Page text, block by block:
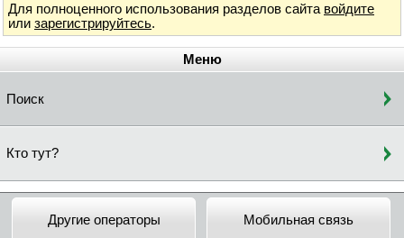
Для полноценного использования разделов сайта войдите
или зарегистрируйтесь.
Меню
Поиск
Кто тут?
Другие операторы Мобильная связь